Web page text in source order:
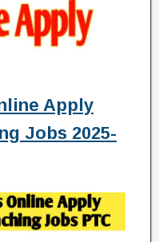
Apply
Jobs 2025-